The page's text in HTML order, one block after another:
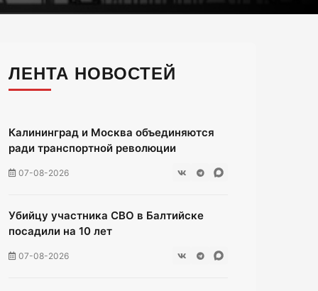
ЛЕНТА НОВОСТЕЙ
Калининград и Москва объединяются
ради транспортной революции
07-08-2026
Убийцу участника СВО в Балтийске
посадили на 10 лет
07-08-2026